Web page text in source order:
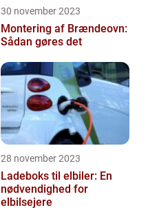
30 november 2023
Montering af Brændeovn:
Sådan gøres det
28 november 2023
Ladeboks til elbiler: En
nødvendighed for
elbilsejere